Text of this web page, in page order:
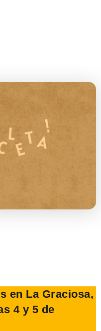
en La Graciosa,
4 y 5 de